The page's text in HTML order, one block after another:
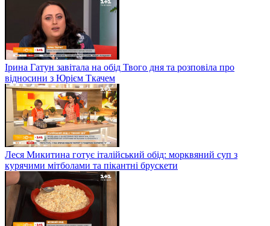
Ірина Гатун завітала на обід Твого дня та розповіла про
відносини з Юрієм Ткачем
Леся Микитина готує італійський обід: морквяний суп з
курячими мітболами та пікантні брускети